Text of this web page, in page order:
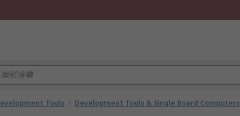
Tools / Development Tools & Single Board Computers